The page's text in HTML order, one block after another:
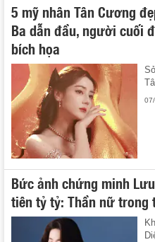
5 mỹ nhân Tân Cương
Ba dẫn đầu, người cuối
bích họa
Bức ảnh chứng minh
tiên tỷ tỷ: Thần nữ trong